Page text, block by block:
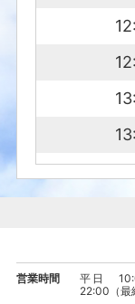
営業時間
平日
22:00（最